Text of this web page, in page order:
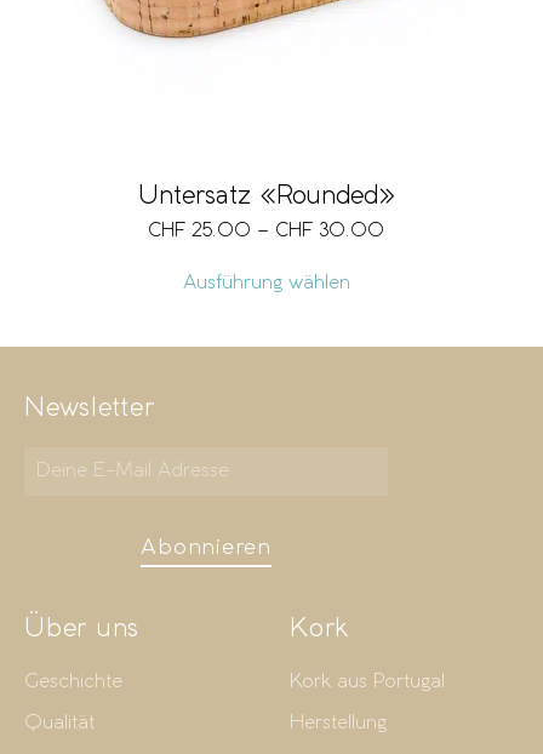
25 26 28 29 30
Untersatz «Rounded»
CHF 25.00 – CHF 30.00
Ausführung wählen
Newsletter
Abonnieren
Über uns
Geschichte
Qualität
Kork
Kork aus Portugal
Herstellung